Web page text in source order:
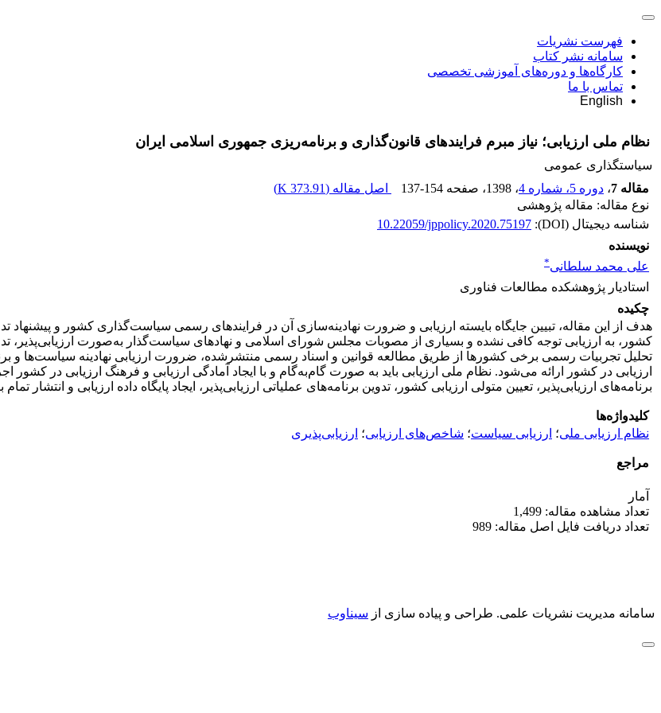
فهرست نشریات
سامانه نشر کتاب
کارگاه‌ها و دوره‌های آموزشی تخصصی
تماس با ما
English
نظام ملی ارزیابی؛ نیاز مبرم فرایندهای قانون‌گذاری و برنامه‌ریزی جمهوری اسلامی ایران
سیاستگذاری عمومی
مقاله 7
، دوره 5، شماره 4 ، 1398 ، صفحه 137-154 اصل مقاله (373.91 K
)
نوع مقاله: مقاله پژوهشی
شناسه دیجیتال (DOI):
10.22059/jppolicy.2020.75197
نویسنده
علی محمد سلطانی*
استادیار پژوهشکده مطالعات فناوری
چکیده
هدف از این مقاله، تبیین جایگاه بایسته ارزیابی و ضرورت نهادینه‌سازی آن در فرایندهای رسمی سیاست‌گذاری کشور و
کشور، به ارزیابی توجه کافی نشده و بسیاری از مصوبات مجلس شورای اسلامی و نهادهای سیاست‌گذار به‌صورت ارزیابی‌پذیر،
تحلیل تجربیات رسمی برخی کشورها از طریق مطالعه قوانین و اسناد رسمی منتشرشده، ضرورت ارزیابی نهادینه سیاست‌ها و
ارزیابی در کشور ارائه می‌شود. نظام ملی ارزیابی باید به صورت گام‌به‌گام و با ایجاد آمادگی ارزیابی و فرهنگ ارزیابی در
برنامه‌های ارزیابی‌پذیر، تعیین متولی ارزیابی کشور، تدوین برنامه‌های عملیاتی ارزیابی‌پذیر، ایجاد پایگاه داده ارزیابی و انتشار
کلیدواژه‌ها
نظام ارزیابی ملی؛ ارزیابی سیاست؛ شاخص‌های ارزیابی؛ ارزیابی‌پذیری
مراجع
آمار
تعداد مشاهده مقاله: 1,499
تعداد دریافت فایل اصل مقاله: 989
سامانه مدیریت نشریات علمی. طراحی و پیاده سازی از سیناوب